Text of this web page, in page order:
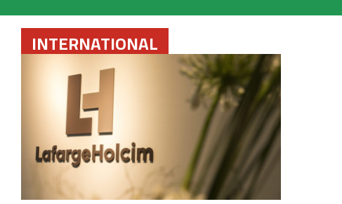
INTERNATIONAL